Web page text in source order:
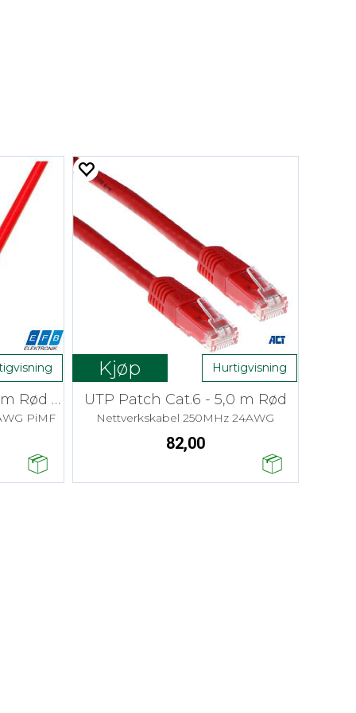
SFTP Patch Cat.6 - 5,0 m Rød LSZH
PiMF
Kjøp Hurtigvisning
UTP Patch Cat.6 - 5,0 m Rød
Nettverkskabel 250MHz 24AWG
82,00